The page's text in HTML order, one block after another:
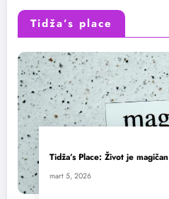
Tidža’s place
Tidža’s Place: Život je magičan
mart 5, 2026